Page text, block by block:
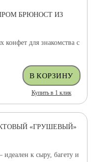
БРЮНОСТ ИЗ
для знакомства с
Купить в 1 клик
«ГРУШЕВЫЙ»
к сыру, багету и